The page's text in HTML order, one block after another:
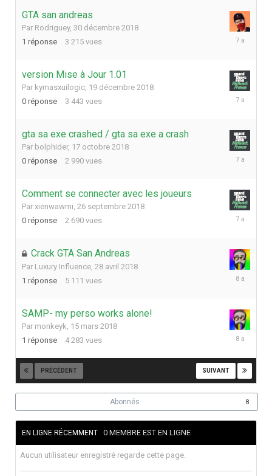
GTA san andreas
Par Rodriguey, 30 décembre 2018
1 réponse 3 215 vues
30
version Mise à Jour 1.01
Par kymasxuilogic 19 décembre 2018
0 réponse 3 443 vues
19
gta sa exe crashed / gta sa exe a crash
Par bolphider, 17 octobre 2018
0 réponse 2 990 vues
17
Comment se connecter avec les joueurs
Par xienwawmi 26 septembre 2018
0 réponse 2 690 vues
26
Crack GTA San Andreas
Par Luxury Influence 28 avril 2018
1 réponse 5 111 vues
28
SAMP- my perso works alone!
Par monkeyk 15 mars 2018
1 réponse 4 283 vues
15
2018
PRÉCÉDENT SUIVANT
Abonnés 8
EN LIGNE RÉCEMMENT 0 MEMBRE EST EN LIGNE
Aucun utilisateur enregistré regarde cette page.